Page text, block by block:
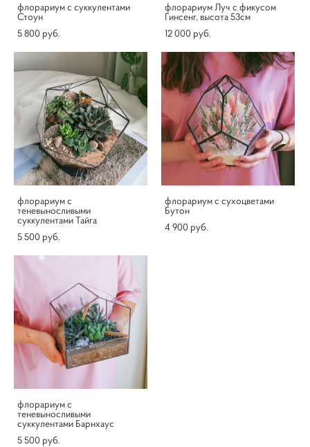
флорариум с суккулентами
Стоун
5 800 pуб.
флорариум Луч с фикусом
Гинсенг, высота 53см
12 000 pуб.
флорариум c
теневыносливыми
суккулентами Тайга
5 500 pуб.
флорариум с сухоцветами
Бутон
4 900 pуб.
флорариум с
теневыносливыми
суккулентами Барнхаус
5 500 pуб.